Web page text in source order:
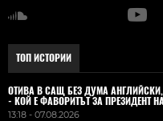
ТОП ИСТОРИИ
ОТИВА В САЩ БЕЗ ДУМА
- КОЙ Е ФАВОРИТЪТ ЗА ПРЕЗИДЕНТ
13:18 - 07.08.2026